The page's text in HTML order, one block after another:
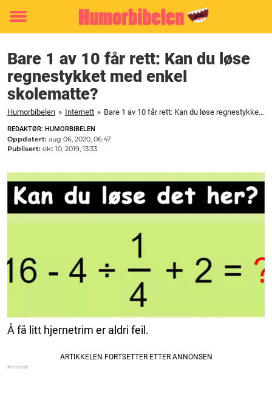
Toggle
Bare 1 av 10 får rett: Kan du løse
regnestykket med enkel
skolematte?
Humorbibelen » Internett » Bare 1 av 10 får rett: Kan du løse regnestykket med enkel skolematte?
REDAKTØR: HUMORBIBELEN
Oppdatert: aug 06, 2020, 06:47
Publisert: okt 10, 2019, 13:33
Å få litt hjernetrim er aldri feil.